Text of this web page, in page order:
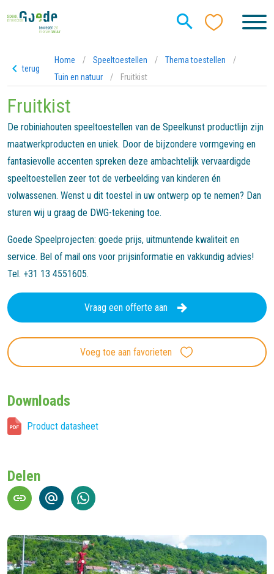
terug
Home / Speeltoestellen / Thema toestellen
/
Tuin en natuur
/ Fruitkist
Fruitkist
De robiniahouten speeltoestellen van de Speelkunst productlijn zijn
maatwerkproducten en uniek. Door de bijzondere vormgeving en
fantasievolle accenten spreken deze ambachtelijk vervaardigde
speeltoestellen zeer tot de verbeelding van kinderen én
volwassenen. Wenst u dit toestel in uw ontwerp op te nemen? Dan
sturen wij u graag de DWG-tekening toe.
Goede Speelprojecten: goede prijs, uitmuntende kwaliteit en
service. Bel of mail ons voor prijsinformatie en vakkundig advies!
Tel. +31 13 4551605.
Vraag een offerte aan
Voeg toe aan favorieten
Downloads
Product datasheet
Delen